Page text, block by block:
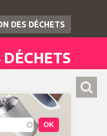
DES DÉCHETS
DÉCHETS